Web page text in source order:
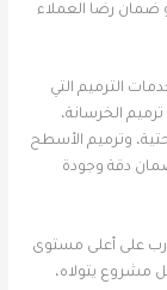
ضمان رضا العملاء
الترميم التي
الخرسانة،
وترميم الأسطح
دقة وجودة
على أعلى مستوى
مشروع يتولاه،